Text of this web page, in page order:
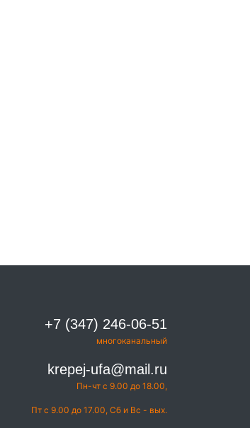
+7 (347) 246-06-51
многоканальный
krepej-ufa@mail.ru
Пн-чт с 9.00 до 18.00,
Пт с 9.00 до 17.00, Сб и Вс - вых.